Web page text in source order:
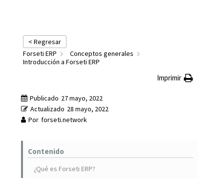
< Regresar
Forseti ERP
Conceptos generales
Introducción a Forseti ERP
Imprimir
Publicado 27 mayo, 2022
Actualizado 28 mayo, 2022
Por forseti.network
Contenido
¿Qué es Forseti ERP?